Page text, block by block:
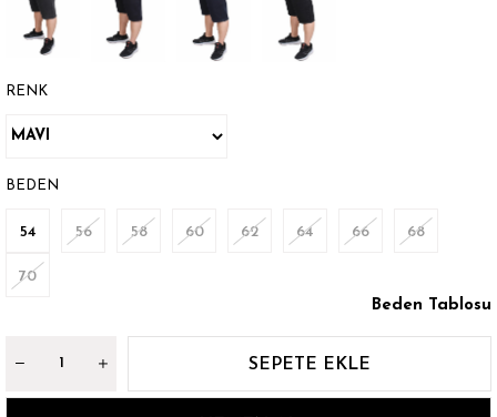
RENK
BEDEN
54 56 58 60 62 64 66 68
70
Beden Tablosu